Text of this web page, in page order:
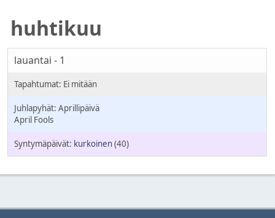
huhtikuu
lauantai - 1
Aprillipäivä
April Fools
kurkoinen(40)